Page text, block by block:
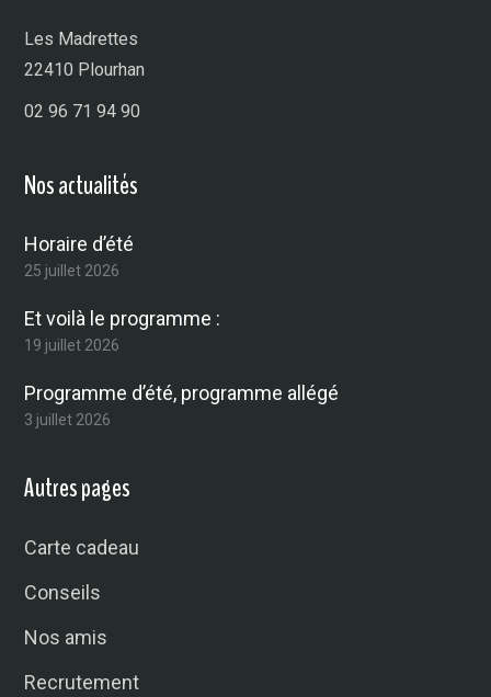
Les Madrettes
22410 Plourhan
02 96 71 94 90
Nos actualités
Horaire d’été
25 juillet 2026
Et voilà le programme :
19 juillet 2026
Programme d’été, programme allégé
3 juillet 2026
Autres pages
Carte cadeau
Conseils
Nos amis
Recrutement